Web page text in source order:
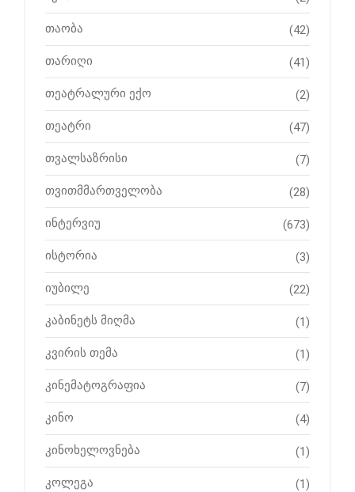
თაობა (42)
თარიღი (41)
თეატრალური ექო (2)
თეატრი (47)
თვალსაზრისი (7)
თვითმმართველობა (28)
ინტერვიუ (673)
ისტორია (3)
იუბილე (22)
კაბინეტს მიღმა (1)
კვირის თემა (1)
კინემატოგრაფია (7)
კინო (4)
კინოხელოვნება (1)
კოლეგა (1)